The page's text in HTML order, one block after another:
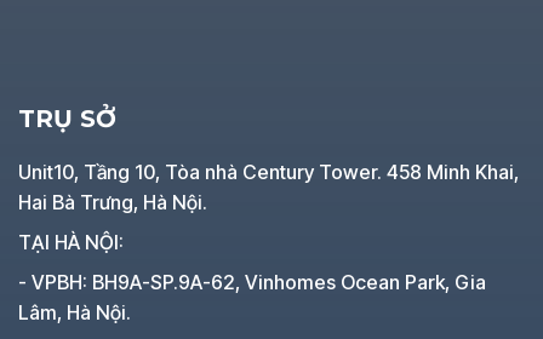
TRỤ SỞ
Unit10, Tầng 10, Tòa nhà Century Tower. 458 Minh Khai,
Hai Bà Trưng, Hà Nội.
TẠI HÀ NỘI:
- VPBH: BH9A-SP.9A-62, Vinhomes Ocean Park, Gia
Lâm, Hà Nội.